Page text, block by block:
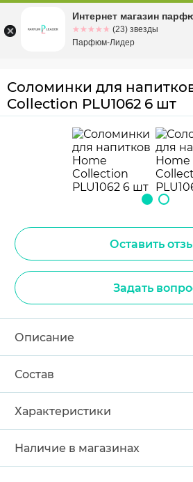
Омскул. Заозерная,
Соломинки для
Collection PLU1062 6 шт
Оставить
Задать
Описание
Состав
Характеристики
Наличие в магазинах
Интернет магазин
☆☆☆☆☆
★★★★★ (23) звезды
Парфюм-Лидер